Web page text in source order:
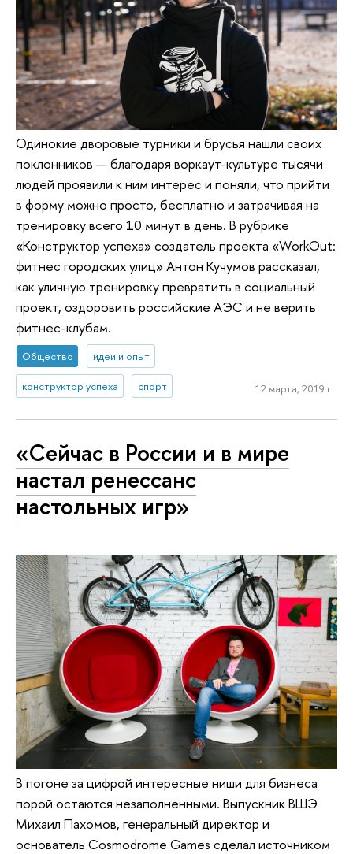
Одинокие дворовые турники и брусья нашли своих
поклонников — благодаря воркаут-культуре тысячи
людей проявили к ним интерес и поняли, что прийти
в форму можно просто, бесплатно и затрачивая на
тренировку всего 10 минут в день. В рубрике
«Конструктор успеха» создатель проекта «WorkOut:
фитнес городских улиц» Антон Кучумов рассказал,
как уличную тренировку превратить в социальный
проект, оздоровить российские АЭС и не верить
фитнес-клубам.
Общество идеи и опыт
конструктор успеха спорт 12 марта, 2019 г.
«Сейчас в России и в мире
настал ренессанс
настольных игр»
В погоне за цифрой интересные ниши для бизнеса
порой остаются незаполненными. Выпускник ВШЭ
Михаил Пахомов, генеральный директор и
основатель Cosmodrome Games сделал источником